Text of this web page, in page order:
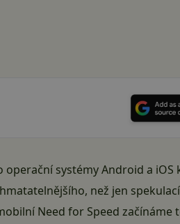
systémy Android a iOS
než jen
Need for Speed začínáme